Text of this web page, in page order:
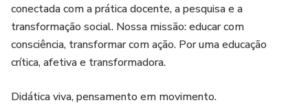
conectada com a prática docente, a pesquisa e a
transformação social. Nossa missão: educar com
consciência, transformar com ação. Por uma educação
crítica, afetiva e transformadora.
Didática viva, pensamento em movimento.